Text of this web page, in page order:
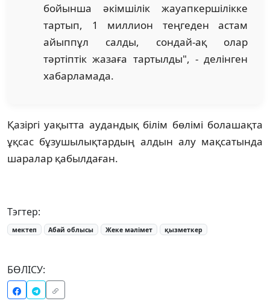
бойынша әкімшілік жауапкершілікке
тартып, 1 миллион теңгеден астам
айыппұл салды, сондай-ақ олар
тәртіптік жазаға тартылды", - делінген
хабарламада.
Қазіргі уақытта аудандық білім бөлімі болашақта
ұқсас бұзушылықтардың алдын алу мақсатында
шаралар қабылдаған.
Тэгтер:
мектеп Абай облысы Жеке мәлімет қызметкер
БӨЛІСУ: